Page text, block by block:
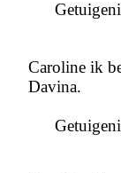
Caroline ik
Davina.